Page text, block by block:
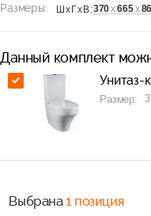
Размеры:
ШхГхВ:370х665х
Данный комплект
Унитаз-
Размер:
Выбрана1 позиция